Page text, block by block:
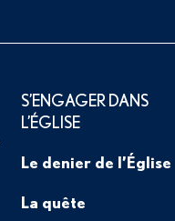
S’ENGAGER DANS
L’ÉGLISE
Le denier de l’Église
La quête